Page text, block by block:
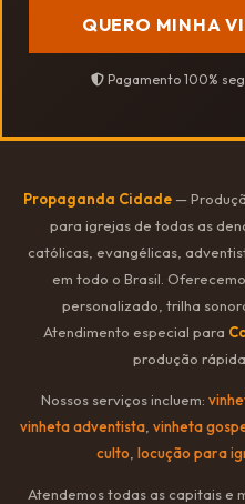
QUERO MINHA
Pagamento 100%
Propaganda Cidade —
para igrejas de todas as
católicas, evangélicas,
em todo o Brasil.
personalizado, trilha
Atendimento especial para
produção
Nossos serviços incluem:
vinheta adventista vinheta
culto locução para
Atendemos todas as capitais e